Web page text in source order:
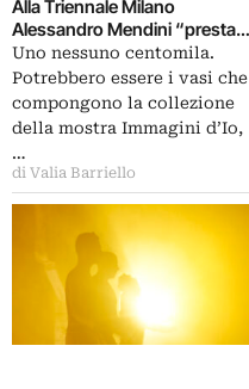
Alla Triennale Milano
Alessandro Mendini “presta”
il suo oggetto ad artisti e
designer, da Matali Crasset a
Karim Rashid: ecco le
immagini
Uno nessuno centomila.
Potrebbero essere i vasi che
compongono la collezione
della mostra Immagini d’Io,
…
di Valia Barriello